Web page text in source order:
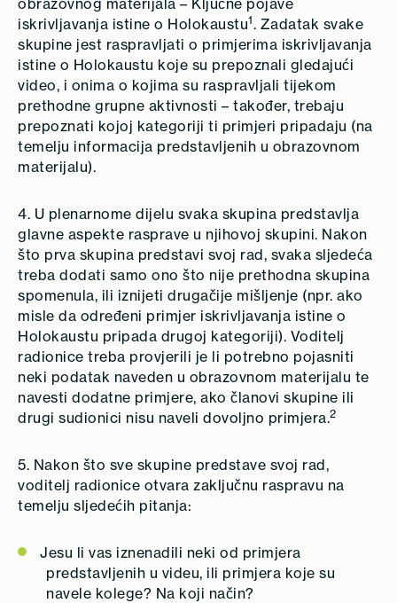
iskrivljavanja istine o Holokaustu1. Zadatak svake
skupine jest raspravljati o primjerima iskrivljavanja
istine o Holokaustu koje su prepoznali gledajući
video, i onima o kojima su raspravljali tijekom
prethodne grupne aktivnosti – također, trebaju
prepoznati kojoj kategoriji ti primjeri pripadaju (na
temelju informacija predstavljenih u obrazovnom
materijalu).
4. U plenarnome dijelu svaka skupina predstavlja
glavne aspekte rasprave u njihovoj skupini. Nakon
što prva skupina predstavi svoj rad, svaka sljedeća
treba dodati samo ono što nije prethodna skupina
spomenula, ili iznijeti drugačije mišljenje (npr. ako
misle da određeni primjer iskrivljavanja istine o
Holokaustu pripada drugoj kategoriji). Voditelj
radionice treba provjerili je li potrebno pojasniti
neki podatak naveden u obrazovnom materijalu te
navesti dodatne primjere, ako članovi skupine ili
drugi sudionici nisu naveli dovoljno primjera.2
5. Nakon što sve skupine predstave svoj rad,
voditelj radionice otvara zaključnu raspravu na
temelju sljedećih pitanja:
Jesu li vas iznenadili neki od primjera
predstavljenih u videu, ili primjera koje su
navele kolege? Na koji način?